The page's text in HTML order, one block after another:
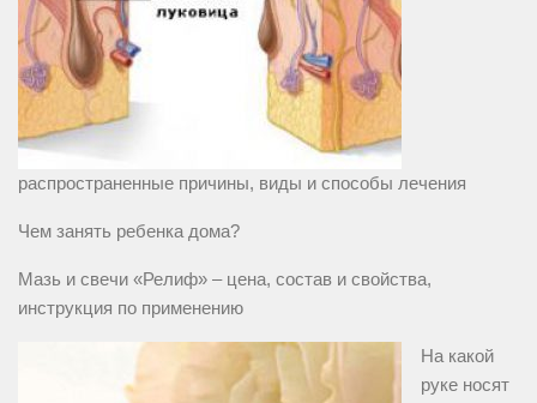
распространенные причины, виды и способы лечения
Чем занять ребенка дома?
Мазь и свечи «Релиф» – цена, состав и свойства,
инструкция по применению
На какой
руке носят